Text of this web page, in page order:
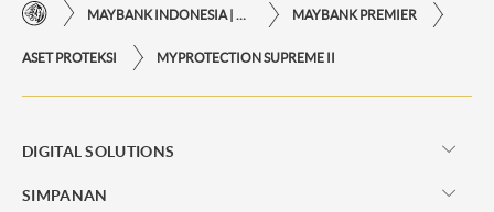
MAYBANK INDONESIA | KEMUDAHAN TRANSAKSI FINANSIAL DI UJUNG JARI ANDA MAYBANK PREMIER
ASET PROTEKSI MYPROTECTION SUPREME II
DIGITAL SOLUTIONS
SIMPANAN